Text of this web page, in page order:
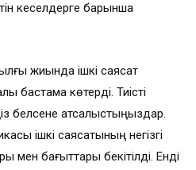
кеселдерге барынша
жиында ішкі саясат
бастама көтерді. Тиісті
белсене атсалыстыңыздар.
ішкі саясатының негізгі
мен бағыттары бекітілді. Енді